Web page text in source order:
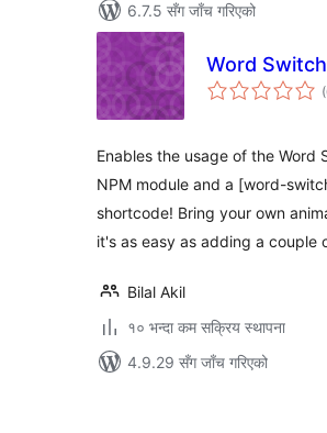
6.7.5 सँग जाँच गरिएको
Word
Enables the usage of the Word
NPM module and a [word-
shortcode! Bring your own
it's as easy as adding a couple
Bilal Akil
१० भन्दा कम सक्रिय स्थापना
4.9.29 सँग जाँच गरिएको